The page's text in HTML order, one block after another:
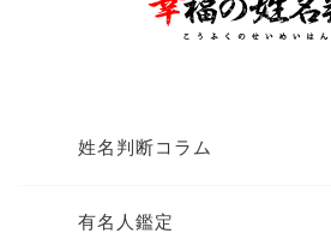
姓名判断コラム
有名人鑑定